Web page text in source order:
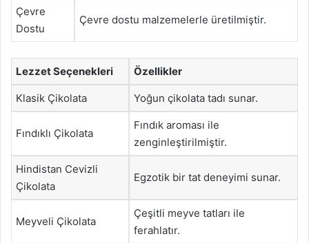
Çevre
Dostu
Çevre dostu malzemelerle üretilmiştir.
Lezzet Seçenekleri Özellikler
Klasik Çikolata Yoğun çikolata tadı sunar.
Fındıklı Çikolata
Fındık aroması ile
zenginleştirilmiştir.
Hindistan Cevizli
Çikolata
Egzotik bir tat deneyimi sunar.
Meyveli Çikolata
Çeşitli meyve tatları ile
ferahlatır.